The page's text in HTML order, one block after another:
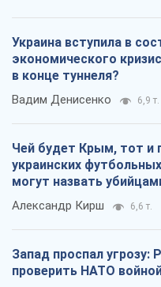
Украина вступила в
экономического
в конце туннеля?
Вадим Денисенко 6,9 т.
Чей будет Крым, тот и
украинских
могут назвать
Александр Кирш 6,6 т.
Запад проспал угрозу:
проверить НАТО